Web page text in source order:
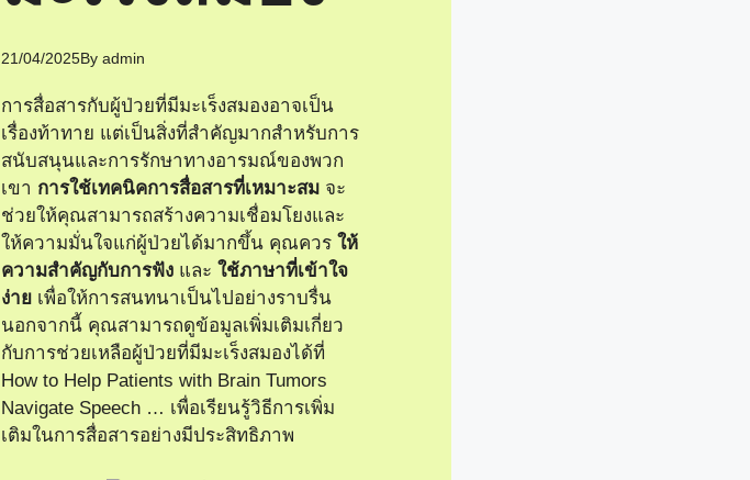
21/04/2025By admin
การสื่อสารกับผู้ป่วยที่มีมะเร็งสมองอาจเป็น
เรื่องท้าทาย แต่เป็นสิ่งที่สำคัญมากสำหรับการ
สนับสนุนและการรักษาทางอารมณ์ของพวก
เขา การใช้เทคนิคการสื่อสารที่เหมาะสม จะ
ช่วยให้คุณสามารถสร้างความเชื่อมโยงและ
ให้ความมั่นใจแก่ผู้ป่วยได้มากขึ้น คุณควร ให้
ความสำคัญกับการฟัง และ ใช้ภาษาที่เข้าใจ
ง่าย เพื่อให้การสนทนาเป็นไปอย่างราบรื่น
นอกจากนี้ คุณสามารถดูข้อมูลเพิ่มเติมเกี่ยว
กับการช่วยเหลือผู้ป่วยที่มีมะเร็งสมองได้ที่
How to Help Patients with Brain Tumors
Navigate Speech … เพื่อเรียนรู้วิธีการเพิ่ม
เติมในการสื่อสารอย่างมีประสิทธิภาพ